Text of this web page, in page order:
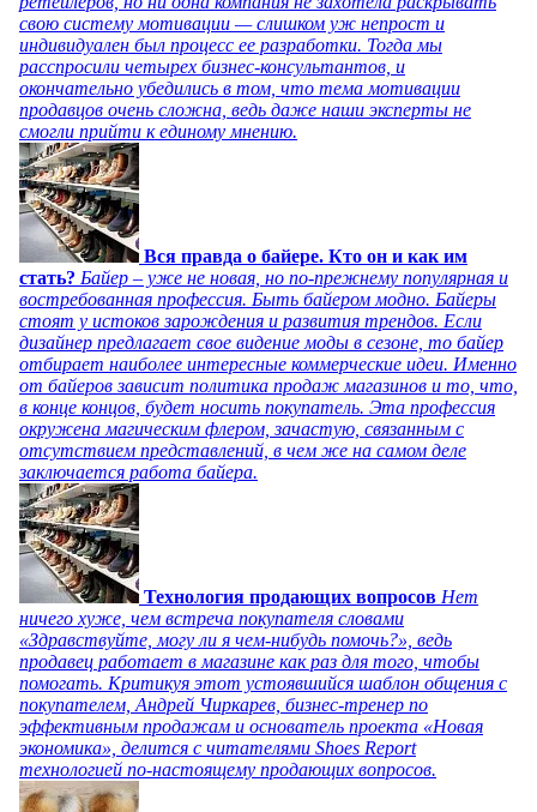
свою систему мотивации — слишком уж непрост и
индивидуален был процесс ее разработки. Тогда мы
расспросили четырех бизнес-консультантов, и
окончательно убедились в том, что тема мотивации
продавцов очень сложна, ведь даже наши эксперты не
смогли прийти к единому мнению.
Вся правда о байере. Кто он и как им
стать? Байер – уже не новая, но по-прежнему популярная и
востребованная профессия. Быть байером модно. Байеры
стоят у истоков зарождения и развития трендов. Если
дизайнер предлагает свое видение моды в сезоне, то байер
отбирает наиболее интересные коммерческие идеи. Именно
от байеров зависит политика продаж магазинов и то, что,
в конце концов, будет носить покупатель. Эта профессия
окружена магическим флером, зачастую, связанным с
отсутствием представлений, в чем же на самом деле
заключается работа байера.
Технология продающих вопросов Нет
ничего хуже, чем встреча покупателя словами
«Здравствуйте, могу ли я чем-нибудь помочь?», ведь
продавец работает в магазине как раз для того, чтобы
помогать. Критикуя этот устоявшийся шаблон общения с
покупателем, Андрей Чиркарев, бизнес-тренер по
эффективным продажам и основатель проекта «Новая
экономика», делится с читателями Shoes Report
технологией по-настоящему продающих вопросов.